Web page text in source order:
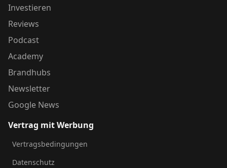
Investieren
Reviews
Podcast
Academy
Brandhubs
Newsletter
Google News
Vertrag mit Werbung
Vertragsbedingungen
Datenschutz